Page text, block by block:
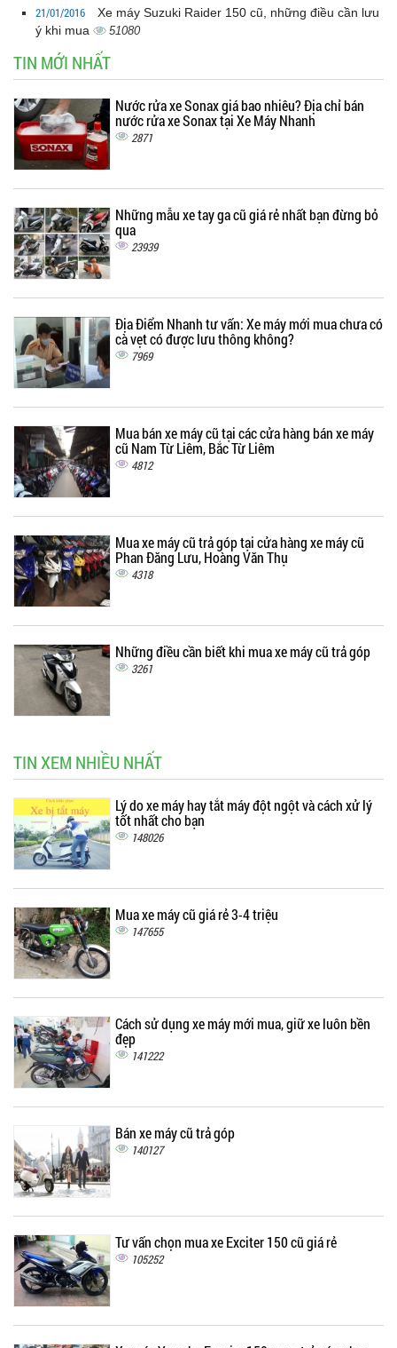
21/01/2016
Xe máy Suzuki Raider 150 cũ, những điều cần lưu
ý khi mua
51080
TIN MỚI NHẤT
Nước rửa xe Sonax giá bao nhiêu? Địa chỉ bán
nước rửa xe Sonax tại Xe Máy Nhanh
2871
Những mẫu xe tay ga cũ giá rẻ nhất bạn đừng bỏ
qua
23939
Địa Điểm Nhanh tư vấn: Xe máy mới mua chưa có
cà vẹt có được lưu thông không?
7969
Mua bán xe máy cũ tại các cửa hàng bán xe máy
cũ Nam Từ Liêm, Bắc Từ Liêm
4812
Mua xe máy cũ trả góp tại cửa hàng xe máy cũ
Phan Đăng Lưu, Hoàng Văn Thụ
4318
Những điều cần biết khi mua xe máy cũ trả góp
3261
TIN XEM NHIỀU NHẤT
Lý do xe máy hay tắt máy đột ngột và cách xử lý
tốt nhất cho bạn
148026
Mua xe máy cũ giá rẻ 3-4 triệu
147655
Cách sử dụng xe máy mới mua, giữ xe luôn bền
đẹp
141222
Bán xe máy cũ trả góp
140127
Tư vấn chọn mua xe Exciter 150 cũ giá rẻ
105252